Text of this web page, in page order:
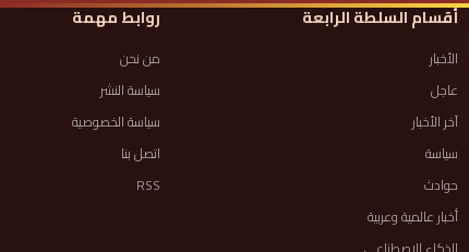
أقسام السلطة الرابعة
الأخبار
عاجل
آخر الأخبار
سياسة
حوادث
أخبار عالمية وعربية
روابط مهمة
من نحن
سياسة النشر
سياسة الخصوصية
اتصل بنا
RSS